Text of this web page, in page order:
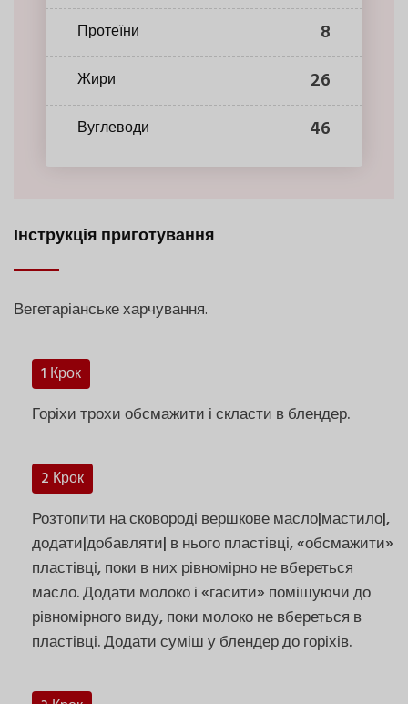
Протеїни 8
Жири 26
Вуглеводи 46
Інструкція приготування
Вегетаріанське харчування.
1 Крок
Горіхи трохи обсмажити і скласти в блендер.
2 Крок
Розтопити на сковороді вершкове масло|мастило|,
додати|добавляти| в нього пластівці, «обсмажити»
пластівці, поки в них рівномірно не вбереться
масло. Додати молоко і «гасити» помішуючи до
рівномірного виду, поки молоко не вбереться в
пластівці. Додати суміш у блендер до горіхів.